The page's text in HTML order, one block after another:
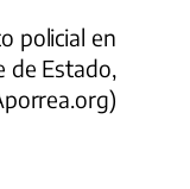
policial en
de Estado,